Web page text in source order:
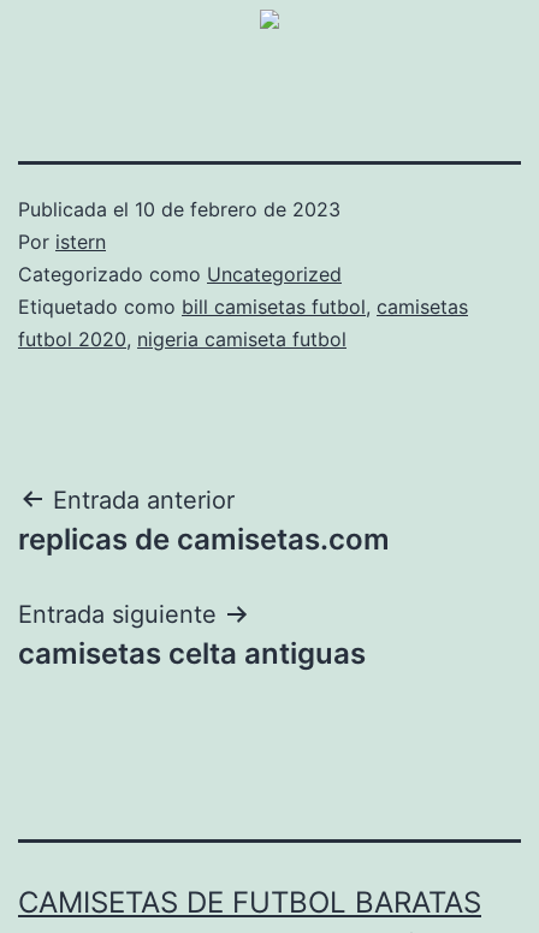
Publicada el 10 de febrero de 2023
Por istern
Categorizado como Uncategorized
Etiquetado como bill camisetas futbol, camisetas
futbol 2020, nigeria camiseta futbol
Navegación
de
entradas
Entrada anterior
replicas de camisetas.com
Entrada siguiente
camisetas celta antiguas
CAMISETAS DE FUTBOL BARATAS